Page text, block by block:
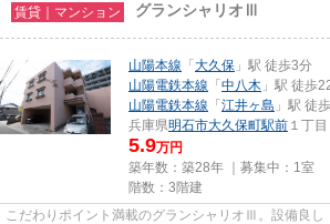
賃貸｜マンション グランシャリオⅢ
山陽本線 「 大久保 」駅 徒歩3分
山陽電鉄本線 「 中八木 」駅 徒歩
山陽電鉄本線 「 江井ヶ島 」駅 徒
兵庫県明石市大久保町駅前 １丁目
5.9万円
築年数：築28年 ｜募集中： 1室
階数：3階建
こだわりポイント満載のグランシャリオⅢ。設備良し